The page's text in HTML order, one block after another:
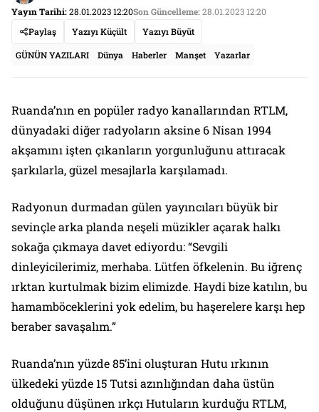
Yayın Tarihi:28.01.2023 12:20Son Güncelleme:28.01.2023 12:20
Paylaş
Yazıyı Küçült Yazıyı Büyüt
GÜNÜN YAZILARI Dünya Haberler Manşet Yazarlar
Ruanda’nın en popüler radyo kanallarından RTLM,
dünyadaki diğer radyoların aksine 6 Nisan 1994
akşamını işten çıkanların yorgunluğunu attıracak
şarkılarla, güzel mesajlarla karşılamadı.
Radyonun durmadan gülen yayıncıları büyük bir
sevinçle arka planda neşeli müzikler açarak halkı
sokağa çıkmaya davet ediyordu: “Sevgili
dinleyicilerimiz, merhaba. Lütfen öfkelenin. Bu iğrenç
ırktan kurtulmak bizim elimizde. Haydi bize katılın, bu
hamamböceklerini yok edelim, bu haşerelere karşı hep
beraber savaşalım.”
Ruanda’nın yüzde 85’ini oluşturan Hutu ırkının
ülkedeki yüzde 15 Tutsi azınlığından daha üstün
olduğunu düşünen ırkçı Hutuların kurduğu RTLM,